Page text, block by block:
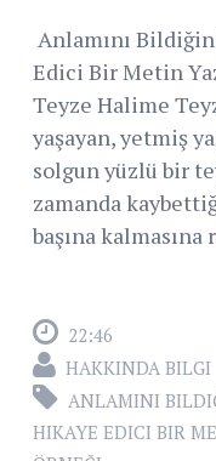
Anlamını
Edici Bir Metin
Teyze Halime
yaşayan, yetmiş
solgun yüzlü bir
zamanda
başına kalmasına
22:46
HAKKINDA BILGI
ANLAMINI
HIKAYE EDICI BIR